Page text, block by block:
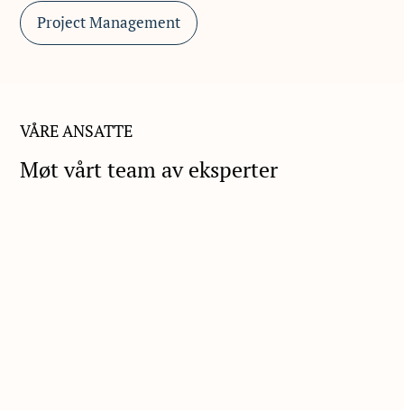
Project Management
VÅRE ANSATTE
Møt vårt team av eksperter